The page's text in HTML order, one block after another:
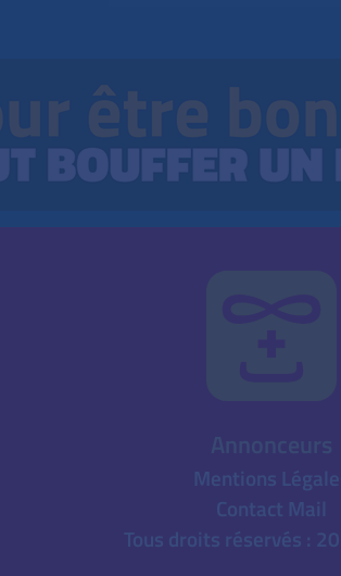
Mentions
Contact Mail
Tous droits réservés :